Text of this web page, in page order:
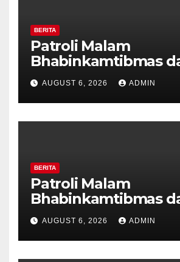
BERITA
Patroli Malam
Bhabinkamtibmas
Pilar Kelurahan
Perkuat Kamtibmas,
Diajak Aktifkan
AUGUST 6, 2026 ADMIN
BERITA
Patroli Malam
Bhabinkamtibmas
Pilar Kelurahan
Perkuat Kamtibmas,
Diajak Aktifkan
AUGUST 6, 2026 ADMIN